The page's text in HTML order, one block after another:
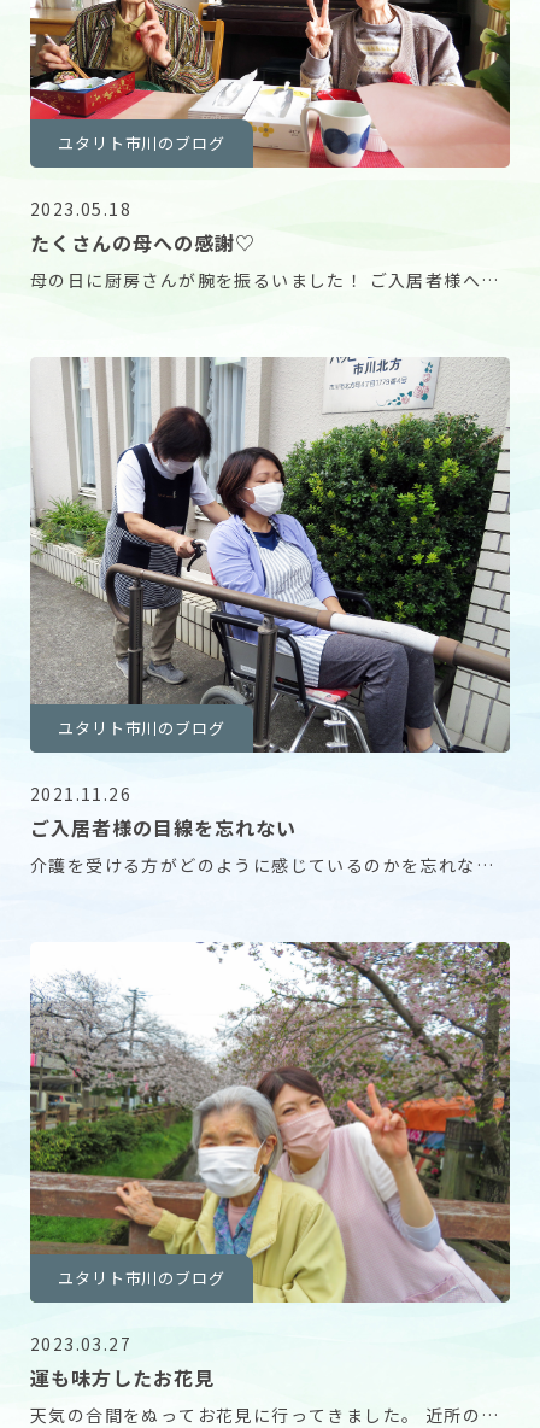
ユタリト市川のブログ
2023.05.18
たくさんの母への感謝♡
母の日に厨房さんが腕を振るいました！ ご入居者様への
ユタリト市川のブログ
2021.11.26
ご入居者様の目線を忘れない
介護を受ける方がどのように感じているのかを忘れない
ユタリト市川のブログ
2023.03.27
運も味方したお花見
天気の合間をぬってお花見に行ってきました。 近所の真